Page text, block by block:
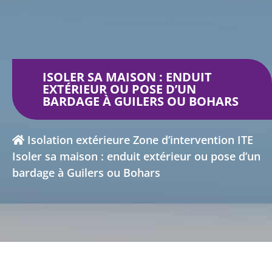
ISOLER SA MAISON : ENDUIT
EXTÉRIEUR OU POSE D’UN
BARDAGE À GUILERS OU BOHARS
Isolation extérieure Zone d’intervention ITE
Isoler sa maison : enduit extérieur ou pose d’un
bardage à Guilers ou Bohars